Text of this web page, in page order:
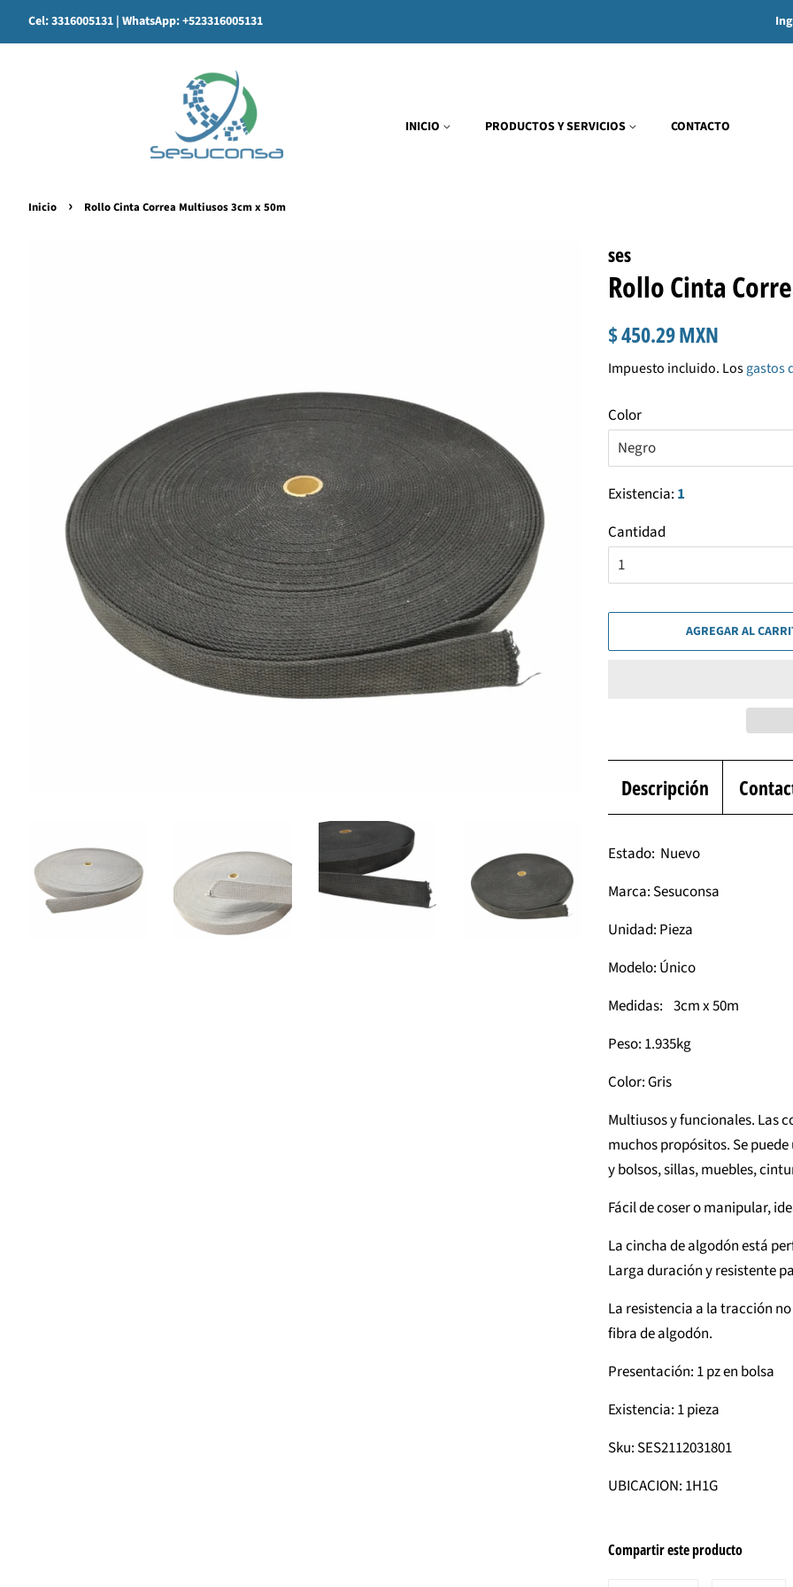
Cel: 3316005131 | WhatsApp: +523316005131
INICIO PRODUCTOS Y SERVICIOS CONTACTO
Inicio › Rollo Cinta Correa Multiusos 3cm x 50m
ses
Rollo Cinta
Precio
$ 450.29 MXN
venta
Impuesto incluido. Losgastos
Color
Existencia: 1
Cantidad
AGREGAR AL
Descripción
Estado: Nuevo
Marca: Sesuconsa
Unidad: Pieza
Modelo: Único
Medidas: 3cm x 50m
Peso: 1.935kg
Color: Gris
Multiusos y funcionales. Las
muchos propósitos. Se
y bolsos, sillas, muebles,
Fácil de coser o manipular,
La cincha de algodón está
Larga duración y resistente
La resistencia a la tracción
fibra de algodón.
Presentación: 1 pz en bolsa
Existencia: 1 pieza
Sku: SES2112031801
UBICACION: 1H1G
Compartir este producto